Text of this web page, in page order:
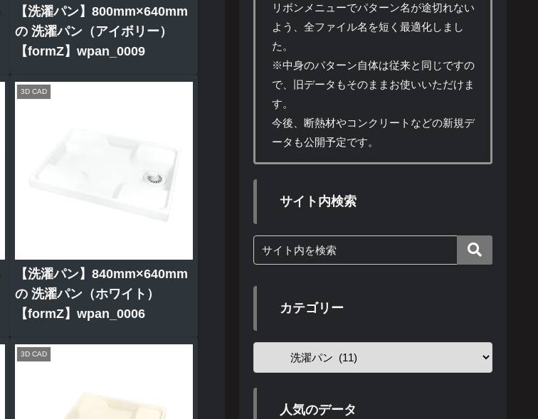
【洗濯パン】800mm×640mm
の 洗濯パン（アイボリー）
【formZ】wpan_0009
3D CAD
【洗濯パン】840mm×640mm
の 洗濯パン（ホワイト）
【formZ】wpan_0006
3D CAD
リボンメニューでパターン名が途切れない
よう、全ファイル名を短く最適化しまし
た。
※中身のパターン自体は従来と同じですの
で、旧データもそのままお使いいただけま
す。
今後、断熱材やコンクリートなどの新規デ
ータも公開予定です。
サイト内検索
カテゴリー
人気のデータ